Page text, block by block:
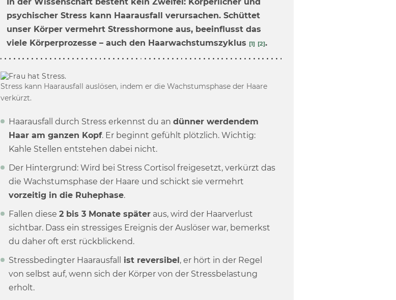
psychischer Stress kann Haarausfall verursachen. Schüttet
unser Körper vermehrt Stresshormone aus, beeinflusst das
viele Körperprozesse – auch den Haarwachstumszyklus [1] [2].
Stress kann Haarausfall auslösen, indem er die Wachstumsphase der Haare
verkürzt.
Haarausfall durch Stress erkennst du an dünner werdendem
Haar am ganzen Kopf. Er beginnt gefühlt plötzlich. Wichtig:
Kahle Stellen entstehen dabei nicht.
Der Hintergrund: Wird bei Stress Cortisol freigesetzt, verkürzt das
die Wachstumsphase der Haare und schickt sie vermehrt
vorzeitig in die Ruhephase.
Fallen diese 2 bis 3 Monate späteraus, wird der Haarverlust
sichtbar. Dass ein stressiges Ereignis der Auslöser war, bemerkst
du daher oft erst rückblickend.
Stressbedingter Haarausfall
ist reversibel, er hört in der Regel
von selbst auf, wenn sich der Körper von der Stressbelastung
erholt.